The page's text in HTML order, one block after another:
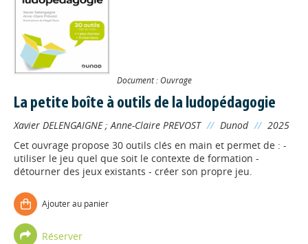
Document : Ouvrage
La petite boîte à outils de la ludopédagogie
Xavier DELENGAIGNE;Anne-Claire PREVOST // Dunod // 2025
Cet ouvrage propose 30 outils clés en main et permet de : -
utiliser le jeu quel que soit le contexte de formation -
détourner des jeux existants - créer son propre jeu.
Ajouter au panier
RéserverDéposer une actu !